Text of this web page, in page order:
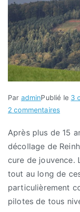
Par adminPublié le 3
2 commentairessur
ère
(aire)
pour
Après plus de 15
décollage de
cure de jouvence.
tout au long de
particulièrement
pilotes de tous